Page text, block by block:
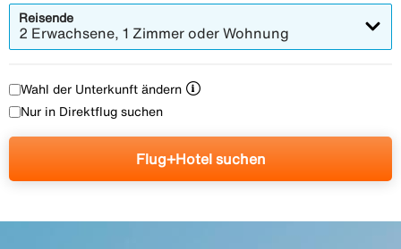
Reisende
2 Erwachsene, 1 Zimmer oder Wohnung
Wahl der Unterkunft ändern
Nur in Direktflug suchen
Flug+Hotel suchen